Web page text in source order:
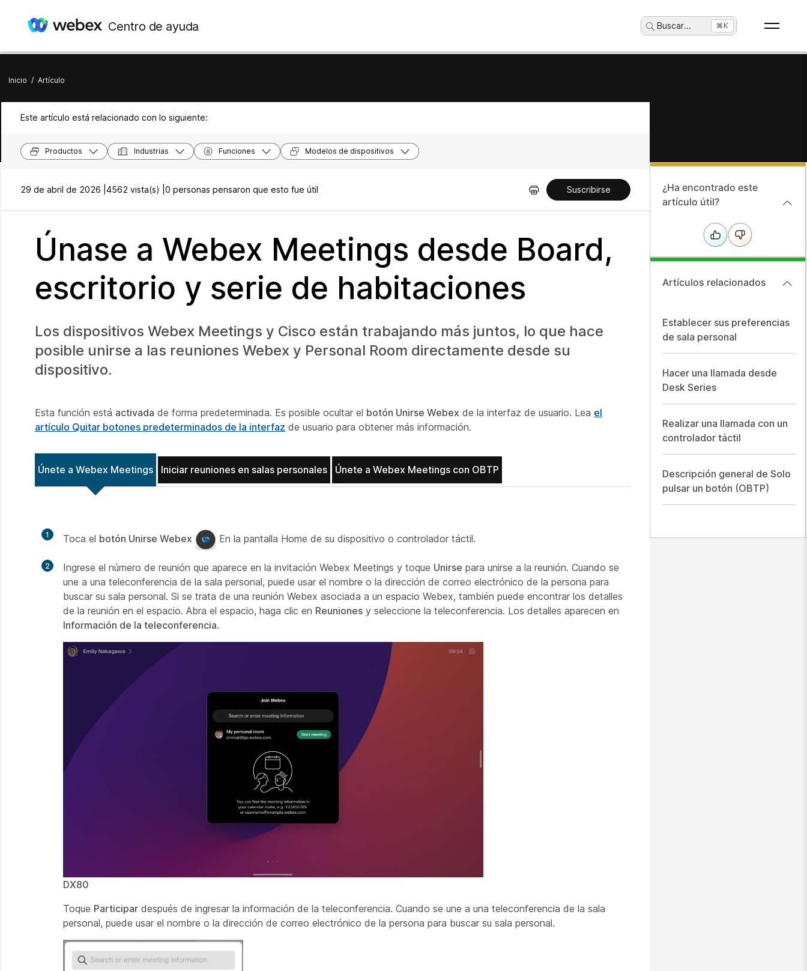
Centro de ayuda Buscar... ⌘K
Inicio / Artículo
Este artículo está relacionado con lo siguiente:
Productos Industrias Funciones Modelos de dispositivos
29 de abril de 2026 | 4562 vista(s) | 0 personas pensaron que esto fue útil Suscribirse
Únase a Webex Meetings desde Board,
escritorio y serie de habitaciones
Los dispositivos Webex Meetings y Cisco están trabajando más juntos, lo que hace
posible unirse a las reuniones Webex y Personal Room directamente desde su
dispositivo.
Esta función está activada de forma predeterminada. Es posible ocultar el botón Unirse Webex de la interfaz de usuario. Lea el
artículo Quitar botones predeterminados de la interfaz de usuario para obtener más información.
Únete a Webex Meetings Iniciar reuniones en salas personales Únete a Webex Meetings con OBTP
1 Toca el botón Unirse Webex En la pantalla Home de su dispositivo o controlador táctil.
2 Ingrese el número de reunión que aparece en la invitación Webex Meetings y toque Unirse para unirse a la reunión. Cuando se
une a una teleconferencia de la sala personal, puede usar el nombre o la dirección de correo electrónico de la persona para
buscar su sala personal. Si se trata de una reunión Webex asociada a un espacio Webex, también puede encontrar los detalles
de la reunión en el espacio. Abra el espacio, haga clic en Reuniones y seleccione la teleconferencia. Los detalles aparecen en
Información de la teleconferencia.
DX80
Toque Participar después de ingresar la información de la teleconferencia. Cuando se une a una teleconferencia de la sala
personal, puede usar el nombre o la dirección de correo electrónico de la persona para buscar su sala personal.
¿Ha encontrado este
artículo útil?
Artículos relacionados
Establecer sus preferencias
de sala personal
Hacer una llamada desde
Desk Series
Realizar una llamada con un
controlador táctil
Descripción general de Solo
pulsar un botón (OBTP)